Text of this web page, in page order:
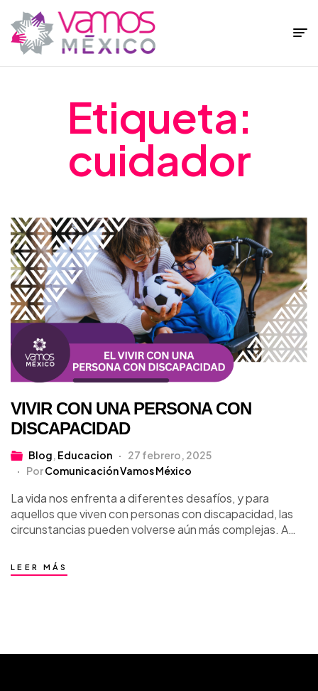
Vamos
MéxicoEtiqueta:
cuidador
VIVIR CON UNA PERSONA CON
DISCAPACIDAD
Blog, Educacion
27 febrero, 2025
PorComunicación Vamos México
La vida nos enfrenta a diferentes desafíos, y para
aquellos que viven con personas con discapacidad, las
circunstancias pueden volverse aún más complejas. A
LEER MÁS